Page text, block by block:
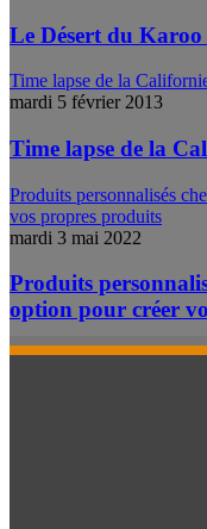
Le Désert du Karoo
Time lapse de la
mardi 5 février 2013
Time lapse de la
Produits personnalisés
vos propres produits
mardi 3 mai 2022
Produits
option pour créer